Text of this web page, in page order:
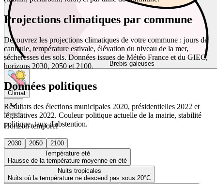
Brebis galeuses
Climat
Horizon temporel
2030 2050
2100
Température été
Hausse de la température moyenne en été
Nuits tropicales
Nuits où la température ne descend pas sous 20°C
Projections climatiques par commune
Découvrez les projections climatiques de votre commune : jours de
canicule, température estivale, élévation du niveau de la mer,
sécheresses des sols. Données issues de Météo France et du GIEC,
horizons 2030, 2050 et 2100.
Données politiques
Résultats des élections municipales 2020, présidentielles 2022 et
législatives 2022. Couleur politique actuelle de la mairie, stabilité
politique, taux d'abstention.